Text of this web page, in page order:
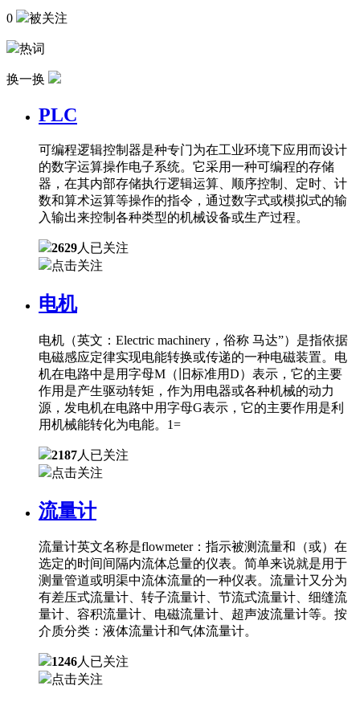
0 被关注
热词
换一换
PLC
可编程逻辑控制器是种专门为在工业环境下应用而设计
的数字运算操作电子系统。它采用一种可编程的存储
器，在其内部存储执行逻辑运算、顺序控制、定时、计
数和算术运算等操作的指令，通过数字式或模拟式的输
入输出来控制各种类型的机械设备或生产过程。
2629人已关注
点击关注
电机
电机（英文：Electric machinery，俗称 马达”）是指依据
电磁感应定律实现电能转换或传递的一种电磁装置。电
机在电路中是用字母M（旧标准用D）表示，它的主要
作用是产生驱动转矩，作为用电器或各种机械的动力
源，发电机在电路中用字母G表示，它的主要作用是利
用机械能转化为电能。1=
2187人已关注
点击关注
流量计
流量计英文名称是flowmeter：指示被测流量和（或）在
选定的时间间隔内流体总量的仪表。简单来说就是用于
测量管道或明渠中流体流量的一种仪表。流量计又分为
有差压式流量计、转子流量计、节流式流量计、细缝流
量计、容积流量计、电磁流量计、超声波流量计等。按
介质分类：液体流量计和气体流量计。
1246人已关注
点击关注